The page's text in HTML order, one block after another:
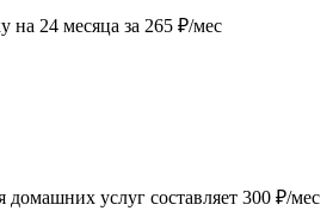
на 24 месяца за 265 ₽/мес
домашних услуг составляет 300 ₽/мес